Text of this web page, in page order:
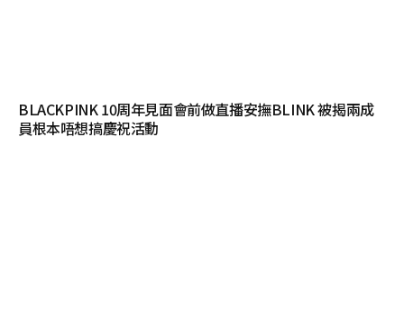
BLACKPINK 10周年見面會前做直播安撫BLINK 被揭兩成
員根本唔想搞慶祝活動